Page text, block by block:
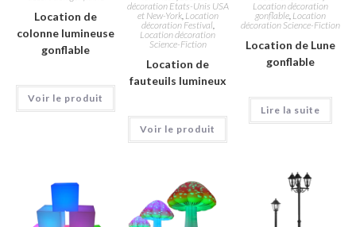
Location de
colonne lumineuse
gonflable
Voir le produit
décoration Etats-Unis USA
et New-York, Location
décoration Festival,
Location décoration
Science-Fiction
Location de
fauteuils lumineux
Voir le produit
Location décoration
gonflable, Location
décoration Science-Fiction
Location de Lune
gonflable
Lire la suite